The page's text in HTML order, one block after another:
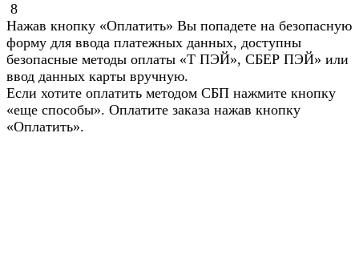
8
Нажав кнопку «Оплатить» Вы попадете на безопасную
форму для ввода платежных данных, доступны
безопасные методы оплаты «Т ПЭЙ», СБЕР ПЭЙ» или
ввод данных карты вручную.
Если хотите оплатить методом СБП нажмите кнопку
«еще способы». Оплатите заказа нажав кнопку
«Оплатить».